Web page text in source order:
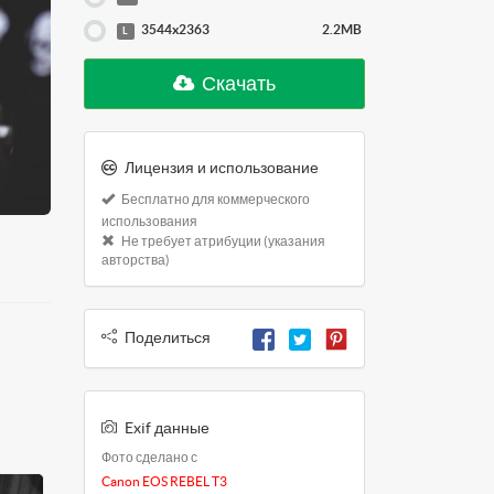
L 3544x2363 2.2MB
Скачать
Лицензия и использование
Бесплатно для коммерческого
использования
Не требует атрибуции (указания
авторства)
Поделиться
Exif данные
Фото сделано с
Canon EOS REBEL T3